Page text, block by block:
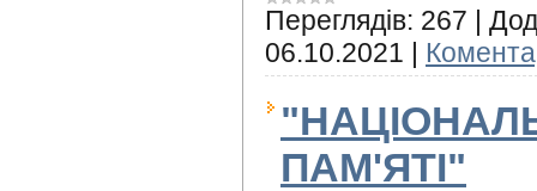
Переглядів: 267 |
06.10.2021 |
ПАМ'ЯТІ"